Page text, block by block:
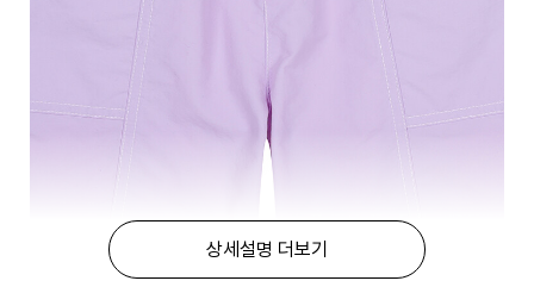
상세설명 더보기